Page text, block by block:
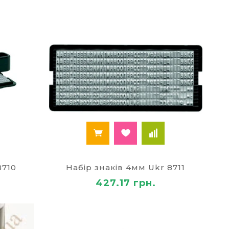
Набір знаків 4мм Ukr 8711
427.17 грн.